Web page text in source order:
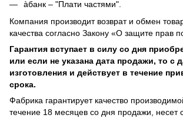
àбанк – "Плати частями".
Компания производит возврат и обмен
качества согласно Закону «О защите прав
Гарантия вступает в силу со дня
или если не указана дата продажи, то с
изготовления и действует в течение
срока.
Фабрика гарантирует качество
течение 18 месяцев со дня продажи, несет